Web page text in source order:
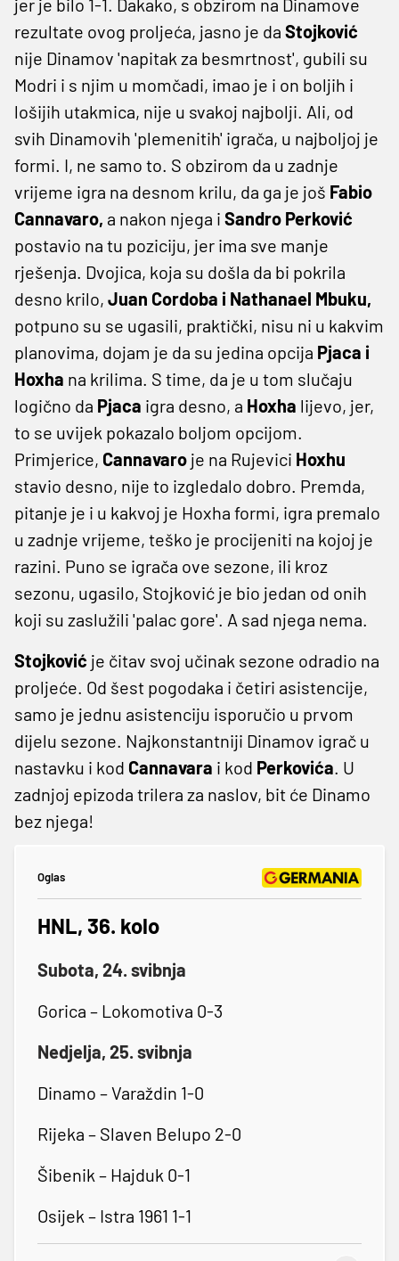
jer je bilo 1-1. Dakako, s obzirom na Dinamove
rezultate ovog proljeća, jasno je da Stojković
nije Dinamov 'napitak za besmrtnost', gubili su
Modri i s njim u momčadi, imao je i on boljih i
lošijih utakmica, nije u svakoj najbolji. Ali, od
svih Dinamovih 'plemenitih' igrača, u najboljoj je
formi. I, ne samo to. S obzirom da u zadnje
vrijeme igra na desnom krilu, da ga je još Fabio
Cannavaro, a nakon njega i Sandro Perković
postavio na tu poziciju, jer ima sve manje
rješenja. Dvojica, koja su došla da bi pokrila
desno krilo, Juan Cordoba i Nathanael Mbuku,
potpuno su se ugasili, praktički, nisu ni u kakvim
planovima, dojam je da su jedina opcija Pjaca i
Hoxha na krilima. S time, da je u tom slučaju
logično da Pjaca igra desno, a Hoxha lijevo, jer,
to se uvijek pokazalo boljom opcijom.
Primjerice, Cannavaro je na Rujevici Hoxhu
stavio desno, nije to izgledalo dobro. Premda,
pitanje je i u kakvoj je Hoxha formi, igra premalo
u zadnje vrijeme, teško je procijeniti na kojoj je
razini. Puno se igrača ove sezone, ili kroz
sezonu, ugasilo, Stojković je bio jedan od onih
koji su zaslužili 'palac gore'. A sad njega nema.
Stojković je čitav svoj učinak sezone odradio na
proljeće. Od šest pogodaka i četiri asistencije,
samo je jednu asistenciju isporučio u prvom
dijelu sezone. Najkonstantniji Dinamov igrač u
nastavku i kod Cannavara i kod Perkovića. U
zadnjoj epizoda trilera za naslov, bit će Dinamo
bez njega!
Oglas
HNL, 36. kolo
Subota, 24. svibnja
Gorica – Lokomotiva 0-3
Nedjelja, 25. svibnja
Dinamo – Varaždin 1-0
Rijeka – Slaven Belupo 2-0
Šibenik – Hajduk 0-1
Osijek – Istra 1961 1-1